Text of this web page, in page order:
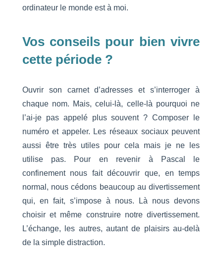
ordinateur le monde est à moi.
Vos conseils pour bien vivre
cette période ?
Ouvrir son carnet d’adresses et s’interroger à
chaque nom. Mais, celui-là, celle-là pourquoi ne
l’ai-je pas appelé plus souvent ? Composer le
numéro et appeler. Les réseaux sociaux peuvent
aussi être très utiles pour cela mais je ne les
utilise pas. Pour en revenir à Pascal le
confinement nous fait découvrir que, en temps
normal, nous cédons beaucoup au divertissement
qui, en fait, s’impose à nous. Là nous devons
choisir et même construire notre divertissement.
L’échange, les autres, autant de plaisirs au-delà
de la simple distraction.